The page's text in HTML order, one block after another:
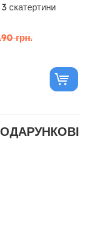
скатертини
грн.